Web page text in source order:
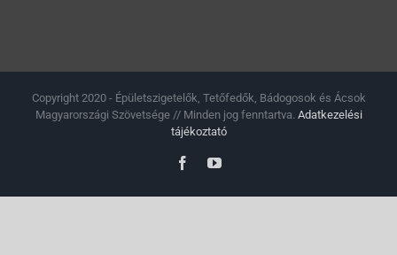
Copyright 2020 - Épületszigetelők, Tetőfedők, Bádogosok és Ácsok
Magyarországi Szövetsége // Minden jog fenntartva. Adatkezelési
tájékoztató
FacebookYouTube